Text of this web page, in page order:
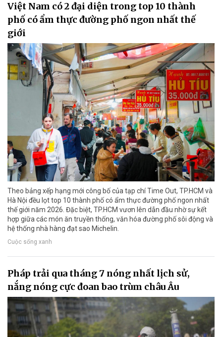
Việt Nam có 2 đại diện trong top 10 thành
phố có ẩm thực đường phố ngon nhất thế
giới
Theo bảng xếp hạng mới công bố của tạp chí Time Out, TP.HCM và
Hà Nội đều lọt top 10 thành phố có ẩm thực đường phố ngon nhất
thế giới năm 2026. Đặc biệt, TP.HCM vươn lên dẫn đầu nhờ sự kết
hợp giữa các món ăn truyền thống, văn hóa đường phố sôi động và
hệ thống nhà hàng đạt sao Michelin.
Cuộc sống xanh
Pháp trải qua tháng 7 nóng nhất lịch sử,
nắng nóng cực đoan bao trùm châu Âu